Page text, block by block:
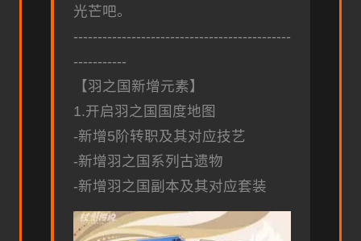
光芒吧。
---------------------------------------------
-----------
【羽之国新增元素】
1.开启羽之国国度地图
-新增5阶转职及其对应技艺
-新增羽之国系列古遗物
-新增羽之国副本及其对应套装